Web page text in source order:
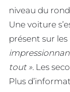
niveau du
Une voiture
présent sur
tout ». Les
Plus